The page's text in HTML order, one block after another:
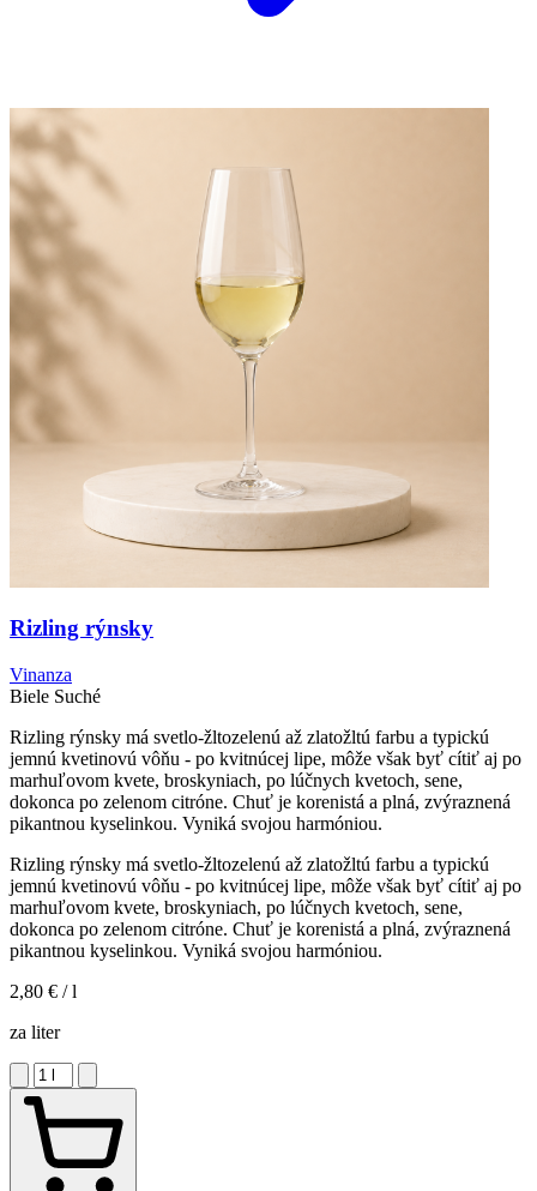
Rizling rýnsky
Vinanza
Biele Suché
Rizling rýnsky má svetlo-žltozelenú až zlatožltú farbu a typickú
jemnú kvetinovú vôňu - po kvitnúcej lipe, môže však byť cítiť aj po
marhuľovom kvete, broskyniach, po lúčnych kvetoch, sene,
dokonca po zelenom citróne. Chuť je korenistá a plná, zvýraznená
pikantnou kyselinkou. Vyniká svojou harmóniou.
Rizling rýnsky má svetlo-žltozelenú až zlatožltú farbu a typickú
jemnú kvetinovú vôňu - po kvitnúcej lipe, môže však byť cítiť aj po
marhuľovom kvete, broskyniach, po lúčnych kvetoch, sene,
dokonca po zelenom citróne. Chuť je korenistá a plná, zvýraznená
pikantnou kyselinkou. Vyniká svojou harmóniou.
2,80 € / l
za liter